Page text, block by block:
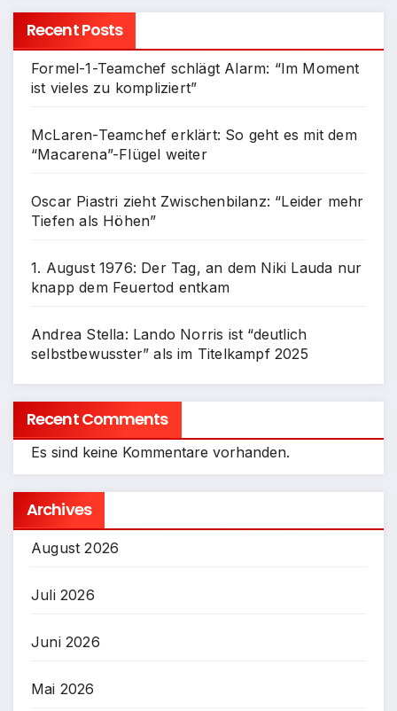
Recent Posts
Formel-1-Teamchef schlägt Alarm: “Im Moment
ist vieles zu kompliziert”
McLaren-Teamchef erklärt: So geht es mit dem
“Macarena”-Flügel weiter
Oscar Piastri zieht Zwischenbilanz: “Leider mehr
Tiefen als Höhen”
1. August 1976: Der Tag, an dem Niki Lauda nur
knapp dem Feuertod entkam
Andrea Stella: Lando Norris ist “deutlich
selbstbewusster” als im Titelkampf 2025
Recent Comments
Es sind keine Kommentare vorhanden.
Archives
August 2026
Juli 2026
Juni 2026
Mai 2026